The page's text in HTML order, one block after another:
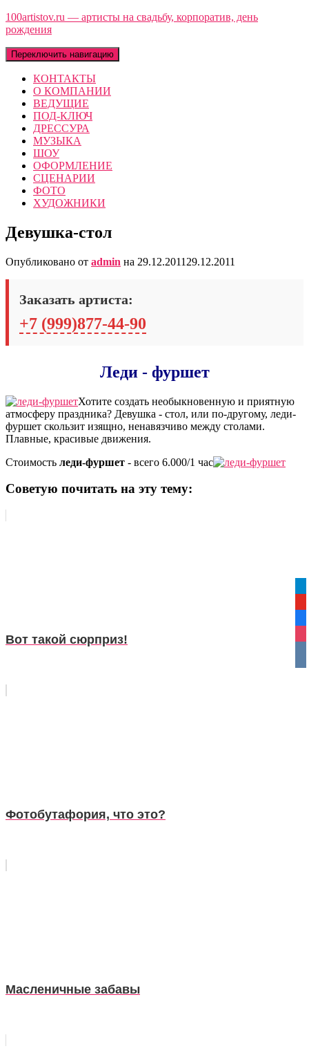
100artistov.ru — артисты на свадьбу, корпоратив, день
рождения
Переключить навигацию
КОНТАКТЫ
О КОМПАНИИ
ВЕДУЩИЕ
ПОД-КЛЮЧ
ДРЕССУРА
МУЗЫКА
ШОУ
ОФОРМЛЕНИЕ
СЦЕНАРИИ
ФОТО
ХУДОЖНИКИ
Девушка-стол
Опубликовано от admin на 29.12.2011 29.12.2011
Заказать артиста:
+7 (999)877-44-90
Леди - фуршет
Хотите создать необыкновенную и приятную
атмосферу праздника? Девушка - стол, или по-другому, леди-
фуршет скользит изящно, ненавязчиво между столами.
Плавные, красивые движения.
Стоимость леди-фуршет - всего 6.000/1 час
Советую почитать на эту тему:
Вот такой сюрприз!
Фотобутафория, что это?
Масленичные забавы